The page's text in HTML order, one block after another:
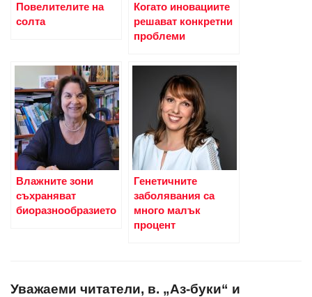
Повелителите на
солта
Когато иновациите
решават конкретни
проблеми
Влажните зони
съхраняват
биоразнообразието
Генетичните
заболявания са
много малък
процент
Уважаеми читатели, в. „Аз-буки“ и